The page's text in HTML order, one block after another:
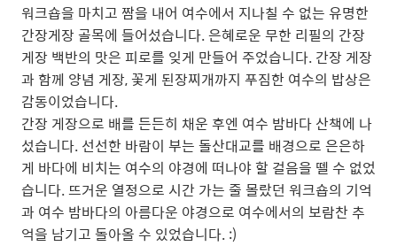
워크숍을 마치고 짬을 내어 여수에서 지나칠 수 없는 유명한
간장게장 골목에 들어섰습니다. 은혜로운 무한 리필의 간장
게장 백반의 맛은 피로를 잊게 만들어 주었습니다. 간장 게장
과 함께 양념 게장, 꽃게 된장찌개까지 푸짐한 여수의 밥상은
감동이었습니다.
간장 게장으로 배를 든든히 채운 후엔 여수 밤바다 산책에 나
섰습니다. 선선한 바람이 부는 돌산대교를 배경으로 은은하
게 바다에 비치는 여수의 야경에 떠나야 할 걸음을 뗄 수 없었
습니다. 뜨거운 열정으로 시간 가는 줄 몰랐던 워크숍의 기억
과 여수 밤바다의 아름다운 야경으로 여수에서의 보람찬 추
억을 남기고 돌아올 수 있었습니다. :)